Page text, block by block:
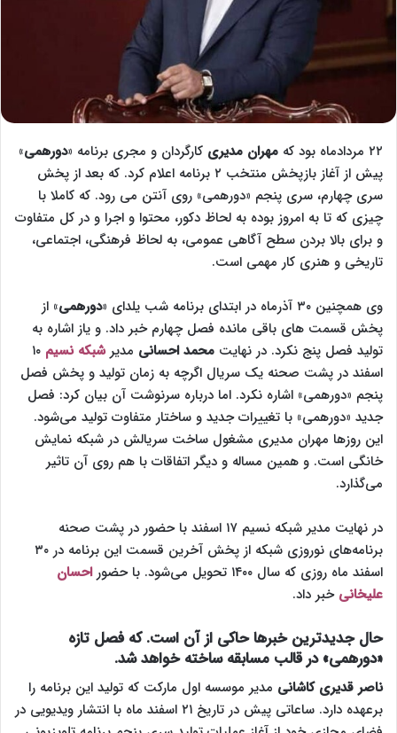
۲۲ مردادماه بود که مهران مدیری کارگردان و مجری برنامه «دورهمی»
پیش از آغاز بازپخش منتخب ۲ برنامه اعلام کرد. که بعد از پخش
سری چهارم، سری پنجم «دورهمی» روی آنتن می رود. که کاملا با
چیزی که تا به امروز بوده به لحاظ دکور، محتوا و اجرا و در کل متفاوت
و برای بالا بردن سطح آگاهی عمومی، به لحاظ فرهنگی، اجتماعی،
تاریخی و هنری کار مهمی است.
وی همچنین ۳۰ آذرماه در ابتدای برنامه شب یلدای « دورهمی» از
پخش قسمت های باقی مانده فصل چهارم خبر داد. و یاز اشاره به
تولید فصل پنج نکرد. در نهایت محمد احسانی مدیرشبکه نسیم ۱۰
اسفند در پشت صحنه یک سریال اگرچه به زمان تولید و پخش فصل
پنجم «دورهمی» اشاره نکرد. اما درباره سرنوشت آن بیان کرد: فصل
جدید «دورهمی» با تغییرات جدید و ساختار متفاوت تولید می‌شود.
این روزها مهران مدیری مشغول ساخت سریالش در شبکه نمایش
خانگی است. و همین مساله و دیگر اتفاقات با هم روی آن تاثیر
می‌گذارد.
در نهایت مدیر شبکه نسیم ۱۷ اسفند با حضور در پشت صحنه
برنامه‌های نوروزی شبکه از پخش آخرین قسمت این برنامه در ۳۰
اسفند ماه روزی که سال ۱۴۰۰ تحویل می‌شود. با حضور
احسان
علیخانی خبر داد.
حال جدیدترین خبرها حاکی از آن است. که فصل تازه
«دورهمی» در قالب مسابقه ساخته خواهد شد.
ناصر قدیری کاشانی مدیر موسسه اول مارکت که تولید این برنامه را
برعهده دارد. ساعاتی پیش در تاریخ ۲۱ اسفند ماه با انتشار ویدیویی در